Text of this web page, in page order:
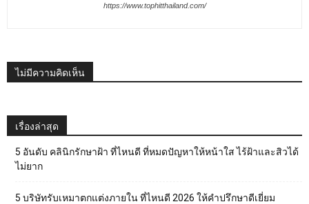
https://www.tophitthailand.com/
ไม่มีความคิดเห็น
เรื่องล่าสุด
5 อันดับ คลินิกรักษาฝ้า ที่ไหนดี ที่หมดปัญหาให้หน้าใส ไร้ฝ้าและสิวได้
ไม่ยาก
5 บริษัทรับเหมาตกแต่งภายใน ที่ไหนดี 2026 ให้คำปรึกษาดีเยี่ยม